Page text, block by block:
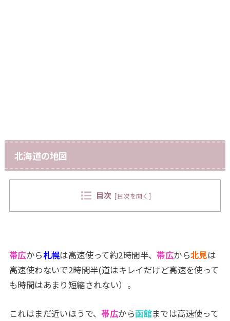
北海道の地図
目次 [目次を開く ]
帯広から札幌は高速使って約2時間半、帯広から北見は
高速使わないで2時間半(道はキレイだけど高速を使って
も時間はあまり短縮されない）。
これはまだ近いほうで、帯広から函館までは高速使って